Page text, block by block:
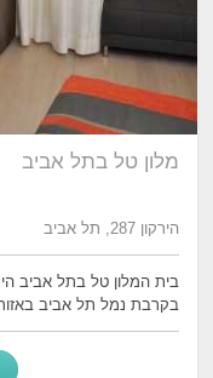
מלון טל בתל אביב
הירקון 287, תל אביב
בקרבת נמל תל אביב